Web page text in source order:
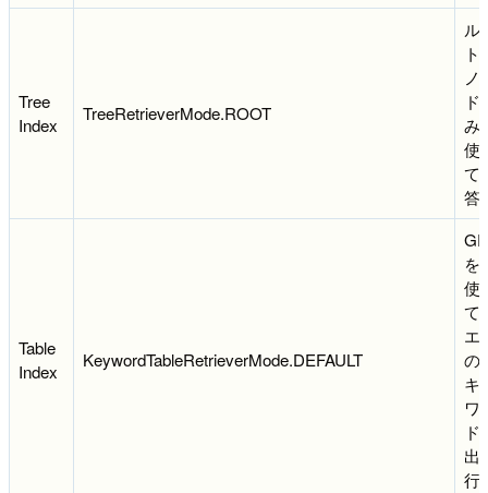
Tree
Index
TreeRetrieverMode.ROOT
ル
ト
ノ
ド
み
使
て
答
Table
Index
KeywordTableRetrieverMode.DEFAULT
を
使
て
エ
の
キ
ワ
ド
出
行